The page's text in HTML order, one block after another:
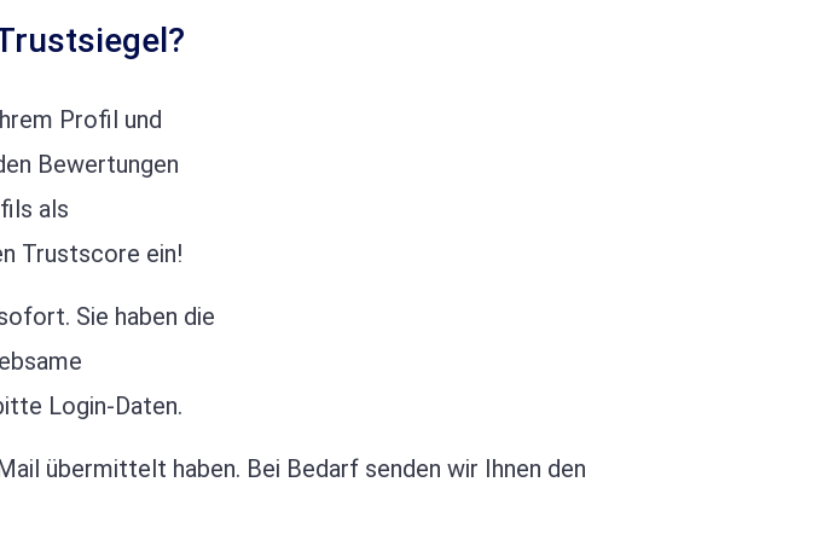
Profil und
Bewertungen
als
Trustscore ein!
Sie haben die
Login-Daten.
übermittelt haben. Bei Bedarf senden wir Ihnen den